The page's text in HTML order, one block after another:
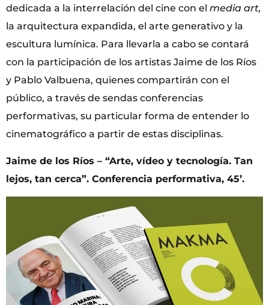
dedicada a la interrelación del cine con el media art,
la arquitectura expandida, el arte generativo y la
escultura lumínica. Para llevarla a cabo se contará
con la participación de los artistas Jaime de los Ríos
y Pablo Valbuena, quienes compartirán con el
público, a través de sendas conferencias
performativas, su particular forma de entender lo
cinematográfico a partir de estas disciplinas.
Jaime de los Ríos – “Arte, vídeo y tecnología. Tan
lejos, tan cerca”. Conferencia performativa, 45’.